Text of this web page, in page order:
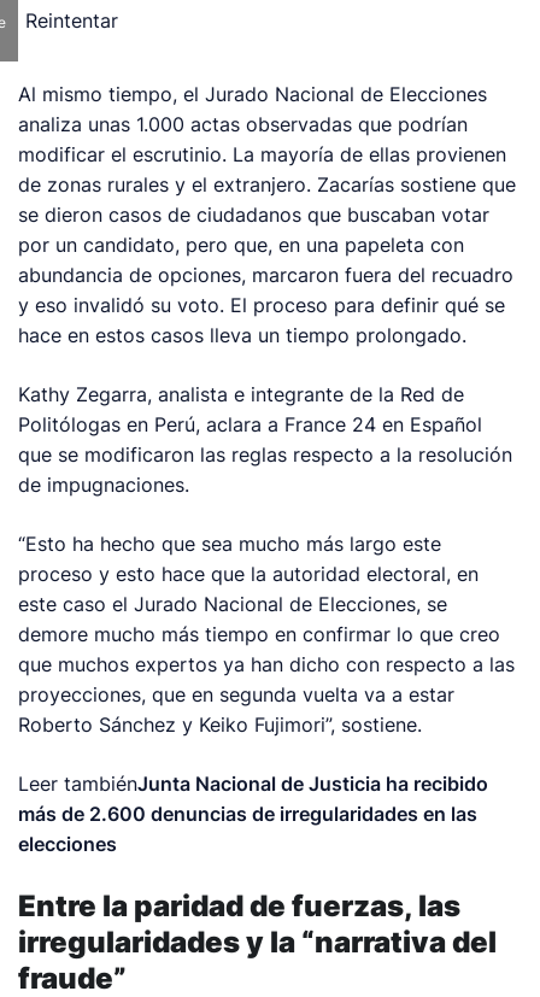
Reintentar
Al mismo tiempo, el Jurado Nacional de Elecciones
analiza unas 1.000 actas observadas que podrían
modificar el escrutinio. La mayoría de ellas provienen
de zonas rurales y el extranjero. Zacarías sostiene que
se dieron casos de ciudadanos que buscaban votar
por un candidato, pero que, en una papeleta con
abundancia de opciones, marcaron fuera del recuadro
y eso invalidó su voto. El proceso para definir qué se
hace en estos casos lleva un tiempo prolongado.
Kathy Zegarra, analista e integrante de la Red de
Politólogas en Perú, aclara a France 24 en Español
que se modificaron las reglas respecto a la resolución
de impugnaciones.
“Esto ha hecho que sea mucho más largo este
proceso y esto hace que la autoridad electoral, en
este caso el Jurado Nacional de Elecciones, se
demore mucho más tiempo en confirmar lo que creo
que muchos expertos ya han dicho con respecto a las
proyecciones, que en segunda vuelta va a estar
Roberto Sánchez y Keiko Fujimori”, sostiene.
Leer tambiénJunta Nacional de Justicia ha recibido
más de 2.600 denuncias de irregularidades en las
elecciones
Entre la paridad de fuerzas, las
irregularidades y la “narrativa del
fraude”